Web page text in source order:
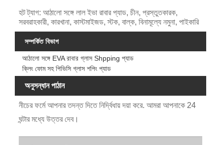
হট ট্যাগ: আঠালো সঙ্গে লাল ইভা রাবার প্যাড, চীন, প্রস্তুতকারক,
সরবরাহকারী, কারখানা, কাস্টমাইজড, স্টক, বাল্ক, বিনামূল্যে নমুনা, পাইকারি
সম্পর্কিত বিভাগ
আঠালো সঙ্গে EVA রাবার গ্লাস Shpping প্যাড
ক্লিং ফোম সহ পিভিসি গ্লাস শপিং প্যাড
অনুসন্ধান পাঠান
নীচের ফর্মে আপনার তদন্ত দিতে নির্দ্বিধায় দয়া করে. আমরা আপনাকে 24
ঘন্টার মধ্যে উত্তর দেব।